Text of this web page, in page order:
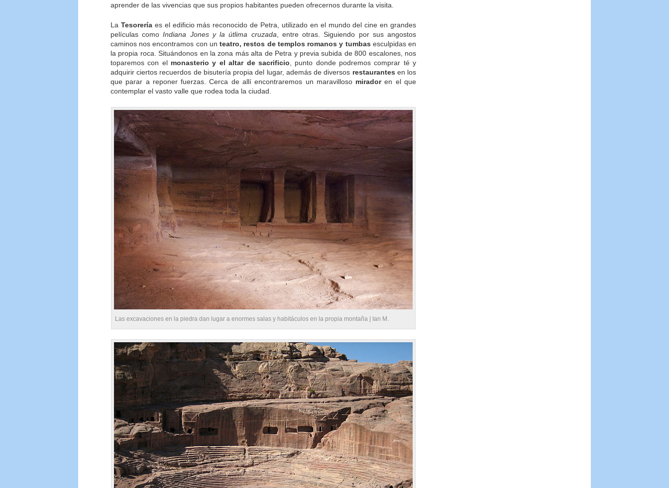
aprender de las vivencias que sus propios habitantes pueden ofrecernos durante la visita.
La Tesoreríaes el edificio más reconocido de Petra, utilizado en el mundo del cine en grandes
películas comoIndiana Jones y la útlima cruzada, entre otras. Siguiendo por sus angostos
caminos nos encontramos con unteatro, restos de templos romanos y tumbas esculpidas en
la propia roca. Situándonos en la zona más alta de Petra y previa subida de 800 escalones, nos
toparemos con el monasterio y el altar de sacrificio, punto donde podremos comprar té y
adquirir ciertos recuerdos de bisutería propia del lugar, además de diversos restaurantes en los
que parar a reponer fuerzas. Cerca de allí encontraremos un maravilloso miradoren el que
contemplar el vasto valle que rodea toda la ciudad.
Las excavaciones en la piedra dan lugar a enormes salas y habitáculos en la propia montaña | Ian M.